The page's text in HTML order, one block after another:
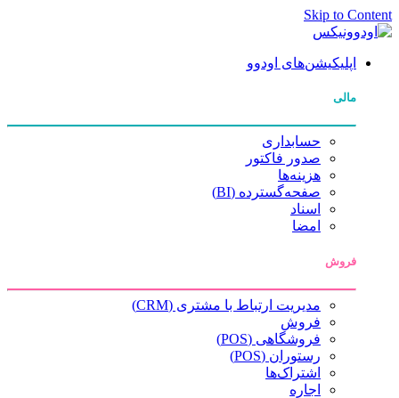
Skip to Content
اپلیکیشن‌های اودوو
مالی
حسابداری
صدور فاکتور
هزینه‌ها
صفحه‌گسترده (BI)
اسناد
امضا
فروش
مدیریت ارتباط با مشتری (CRM)
فروش
فروشگاهی (POS)
رستوران (POS)
اشتراک‌ها
اجاره